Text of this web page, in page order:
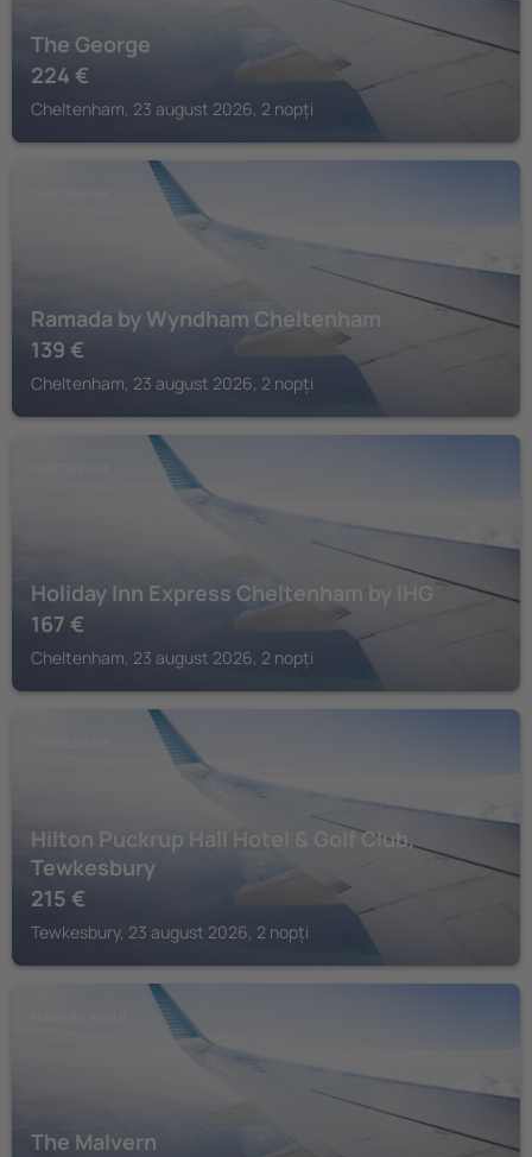
The George
224 €
Cheltenham, 23 august 2026, 2 nopți
Ramada by Wyndham Cheltenham
139 €
Cheltenham, 23 august 2026, 2 nopți
Holiday Inn Express Cheltenham by IHG
167 €
Cheltenham, 23 august 2026, 2 nopți
Hilton Puckrup Hall Hotel & Golf Club,
Tewkesbury
215 €
Tewkesbury, 23 august 2026, 2 nopți
The Malvern